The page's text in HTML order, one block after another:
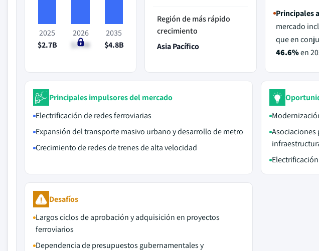
2025
$2.7B
2026
$2.8B
2035
$4.8B
Región de más rápido
crecimiento
Asia Pacífico
Principales
mercado
que en
46.6%en
Principales impulsores del mercado
Electrificación de redes ferroviarias
Expansión del transporte masivo urbano y desarrollo de metro
Crecimiento de redes de trenes de alta velocidad
Asociaciones
Desafíos
Largos ciclos de aprobación y adquisición en proyectos
ferroviarios
Dependencia de presupuestos gubernamentales y